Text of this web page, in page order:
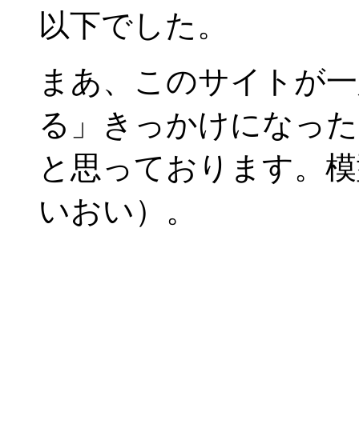
以下でした。
まあ、このサイトが
る」きっかけになっ
と思っております。
いおい）。